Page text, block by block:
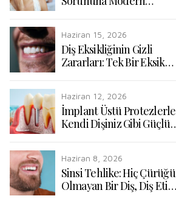
Haziran 15, 2026
Diş Eksikliğinin Gizli
Zararları: Tek Bir Eksik
Haziran 12, 2026
İmplant Üstü Protezlerle
Kendi Dişiniz Gibi Güçlü
Haziran 8, 2026
Sinsi Tehlike: Hiç Çürüğü
Olmayan Bir Diş, Diş Eti